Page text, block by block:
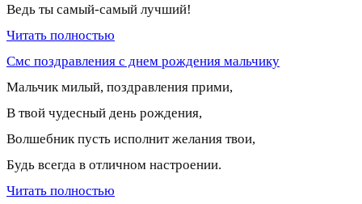
Ведь ты самый-самый лучший!
Читать полностью
Смс поздравления с днем рождения мальчику
Мальчик милый, поздравления прими,
В твой чудесный день рождения,
Волшебник пусть исполнит желания твои,
Будь всегда в отличном настроении.
Читать полностью